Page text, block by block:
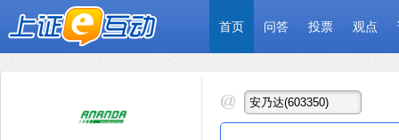
首页 问答 投票 观点